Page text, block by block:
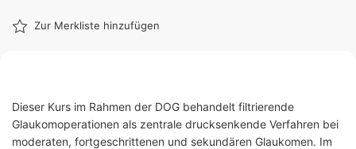
Zur Merkliste hinzufügen
Dieser Kurs im Rahmen der DOG behandelt filtrierende
Glaukomoperationen als zentrale drucksenkende Verfahren bei
moderaten, fortgeschrittenen und sekundären Glaukomen. Im